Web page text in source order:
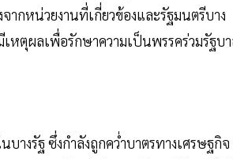
กหน่วยงานที่เกี่ยวข้องและรัฐมนตรีบาง
หตุผลเพื่อรักษาความเป็นพรรคร่วมรัฐบ
างรัฐ ซึ่งกำลังถูกคว่ำบาตรทางเศรษฐกิจ